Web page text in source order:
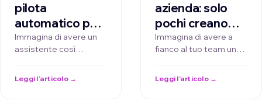
pilota
automatico per
la crescita
aziendale
Immagina di avere un
assistente così
rispondere alle …
Leggi l’articolo →
azienda: solo
pochi creano
vero valore.
Cosa fanno di
puoi farlo anche
Immagina di avere a
fianco al tuo team un
Leggi l’articolo →